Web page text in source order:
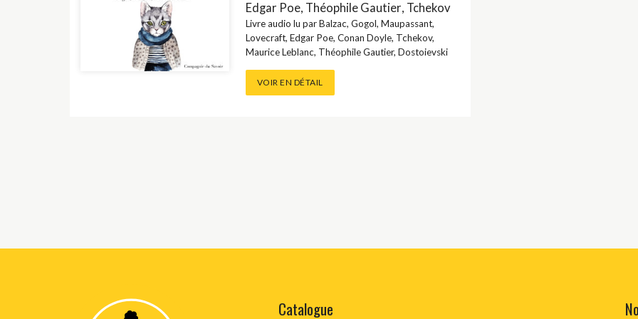
HISTOIRE / DOCUMENT
HUMOUR
Edgar Poe, Théophile Gautier, Tchekov
Livre audio lu parBalzac, Gogol, Maupassant,
Lovecraft, Edgar Poe, Conan Doyle, Tchekov,
Maurice Leblanc, Théophile Gautier, Dostoievski
VOIR EN DÉTAIL
Catalogue